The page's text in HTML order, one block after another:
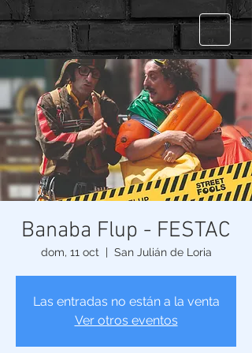
Banaba Flup - FESTAC
dom, 11 oct
  |
San Julián de Loria
Las entradas no están a la venta
Ver otros eventos